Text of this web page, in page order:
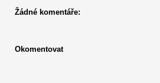
Žádné komentáře:
Okomentovat